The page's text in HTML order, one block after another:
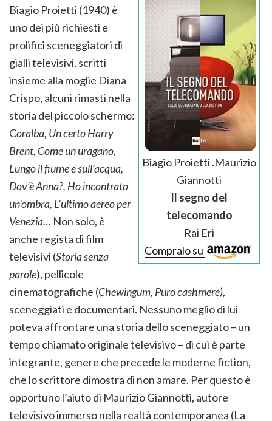
Biagio Proietti .Maurizio
Giannotti
Il segno del
telecomando
Rai Eri
Compralo su
Biagio Proietti (1940) è
uno dei più richiesti e
prolifici sceneggiatori di
gialli televisivi, scritti
insieme alla moglie Diana
Crispo, alcuni rimasti nella
storia del piccolo schermo:
Coralba, Un certo Harry
Brent, Come un uragano,
Lungo il fiume e sull’acqua,
Dov’è Anna?, Ho incontrato
un’ombra, L’ultimo aereo per
Venezia… Non solo, è
anche regista di film
televisivi (Storia senza
parole), pellicole
cinematografiche (Chewingum, Puro cashmere),
sceneggiati e documentari. Nessuno meglio di lui
poteva affrontare una storia dello sceneggiato – un
tempo chiamato originale televisivo – di cui è parte
integrante, genere che precede le moderne fiction,
che lo scrittore dimostra di non amare. Per questo è
opportuno l’aiuto di Maurizio Giannotti, autore
televisivo immerso nella realtà contemporanea (La